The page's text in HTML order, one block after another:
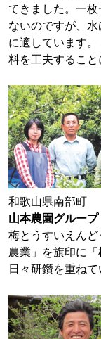
てきました。一枚
ないのですが、
に適しています
料を工夫すること
和歌山県南部町
山本農園グループ
梅とうすいえん
農業」を旗印に
日々研鑽を重ねて